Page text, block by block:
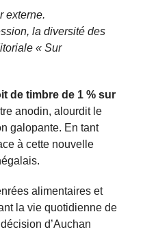
externe.
la diversité des
« Sur
de timbre de 1 % sur
anodin, alourdit le
galopante. En tant
à cette nouvelle
alimentaires et
la vie quotidienne de
d’Auchan